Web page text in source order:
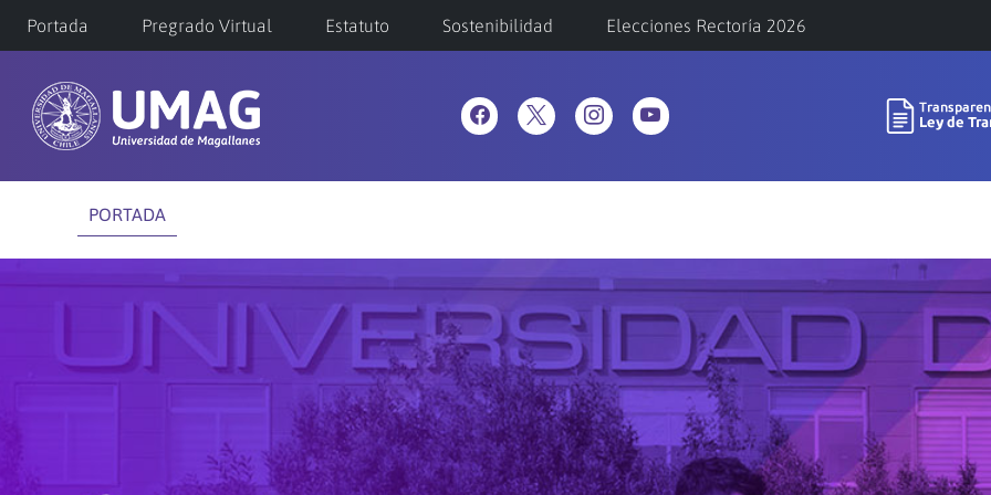
Portada Pregrado Virtual Estatuto Sostenibilidad Elecciones Rectoría 2026
PORTADA